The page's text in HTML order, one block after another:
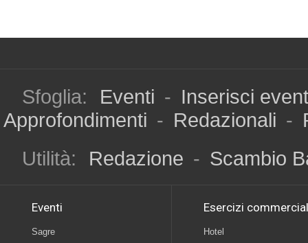
Sfoglia: Eventi - Inserisci
Approfondimenti - Redazionali -
Utilità:
Redazione - Scambio
Eventi
Sagre
Esercizi
Hotel